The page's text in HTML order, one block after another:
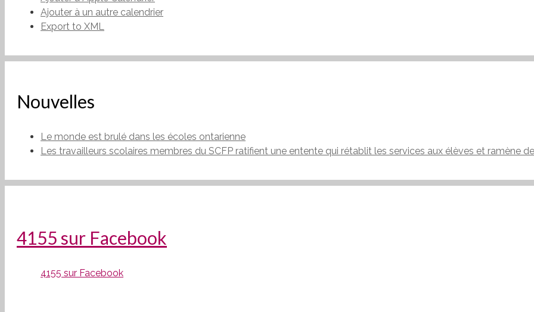
Ajouter à un autre calendrier
Export to XML
Nouvelles
Le monde est brulé dans les écoles ontarienne
Les travailleurs scolaires membres du SCFP ratifient une entente qui rétablit les services aux élèves et ramène
4155 sur Facebook
4155 sur Facebook